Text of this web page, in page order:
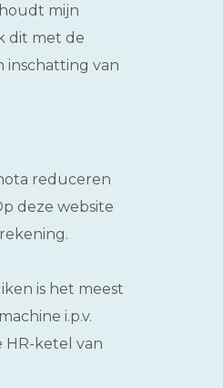
mijn
dit met de
inschatting van
reduceren
deze website
is het meest
i.p.v.
HR-ketel van